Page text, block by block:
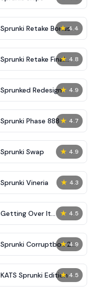
★ 4.4
Sprunki Retake Bonus
★ 4.8
Sprunki Retake Final
Update
★ 4.9
Sprunked Redesign
★ 4.7
Sprunki Phase 888
★ 4.9
Sprunki Swap
★ 4.3
Sprunki Vineria
★ 4.5
Getting Over It
Unblocked
★ 4.9
Sprunki Corruptbox 2
Redirection
★ 4.5
KATS Sprunki Edition